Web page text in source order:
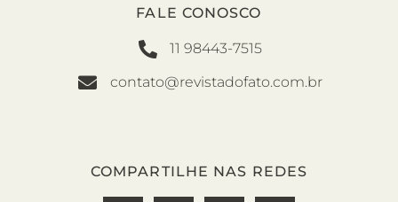
FALE CONOSCO
11 98443-7515
contato@revistadofato.com.br
COMPARTILHE NAS REDES